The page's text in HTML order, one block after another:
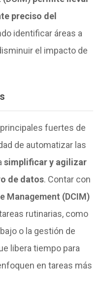
preciso del
identificar áreas a
el impacto de
fuertes de
de automatizar las
simplificar y agilizar
de datos. Contar con
Management (DCIM)
rutinarias, como
o la gestión de
libera tiempo para
en tareas más